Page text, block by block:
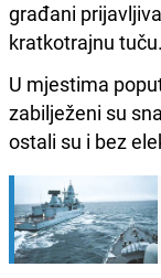
građani
kratkotrajnu tuču.
U mjestima
zabilježeni su
ostali su i bez